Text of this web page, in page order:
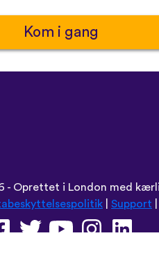
Kom i gang
- Oprettet i London med
Support